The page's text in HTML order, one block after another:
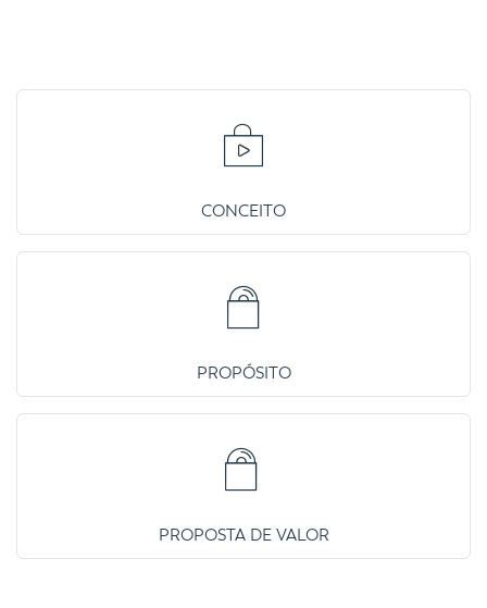
CONCEITO
PROPÓSITO
PROPOSTA DE VALOR